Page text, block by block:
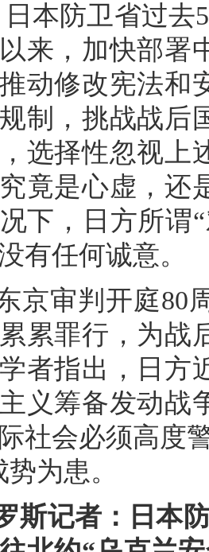
日本防卫省过
来，加快部署
动修改宪法和
制，挑战战后
选择性忽视上
竟是心虚，还
下，日方所谓
有任何诚意。
京审判开庭80
累罪行，为战
者指出，日方
义筹备发动战
社会必须高度
为患。
斯记者：日本